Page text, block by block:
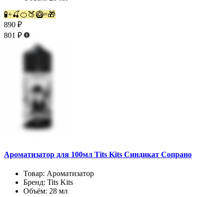
🧪+🍒🍊🍑🥝=🎁
890 ₽
801 ₽
Ароматизатор для 100мл Tits Kits Синдикат Сопрано
Товар: Ароматизатор
Бренд: Tits Kits
Объём: 28 мл